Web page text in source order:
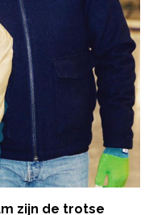
zijn de trotse